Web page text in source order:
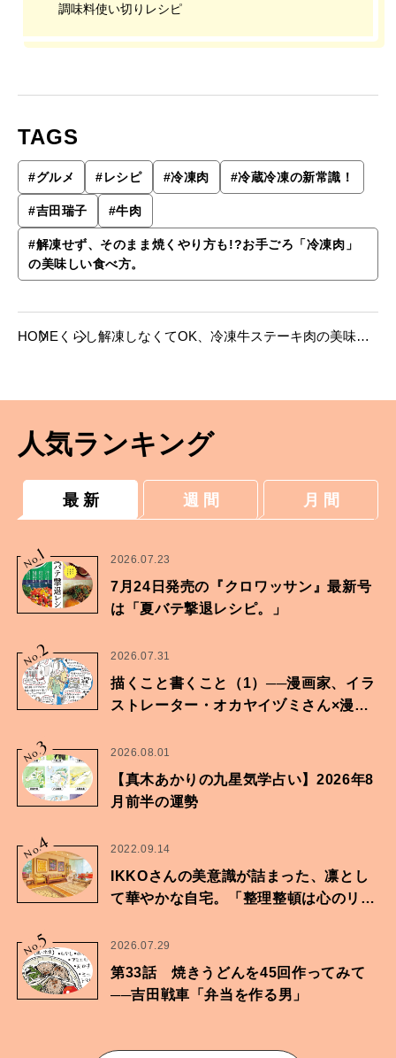
調味料使い切りレシピ
TAGS
#グルメ #レシピ #冷凍肉 #冷蔵冷凍の新常識！
#吉田瑞子 #牛肉
#解凍せず、そのまま焼くやり方も!?お手ごろ「冷凍肉」
の美味しい食べ方。
HOME くらし解凍しなくてOK、冷凍牛ステーキ肉の美味し
人気ランキング
最 新 週 間 月 間
No.
1 2026.07.23
7月24日発売の『クロワッサン』最新号
は「夏バテ撃退レシピ。」
No.2 2026.07.31
描くこと書くこと（1）──漫画家、イラ
ストレーター・オカヤイヅミさん×漫画
No.
3 2026.08.01
【真木あかりの九星気学占い】2026年8
月前半の運勢
No.
4 2022.09.14
IKKOさんの美意識が詰まった、凛とし
て華やかな自宅。「整理整頓は心のリズ
No.
5 2026.07.29
第33話 焼きうどんを45回作ってみて
──吉田戦車「弁当を作る男」